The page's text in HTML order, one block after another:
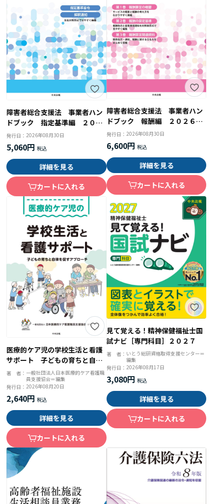
障害者総合支援法 事業者ハン
ドブック 指定基準編 ２０２
６年版 人員・設備・運営基準
とその解釈
発行日：2026年08月30日
5,060円
詳細を見る
カートに入れる
障害者総合支援法 事業者ハン
ドブック 報酬編 ２０２６年
版 報酬告示と留意事項通知
発行日： 2026年08月30日
6,600円
詳細を見る
カートに入れる
医療的ケア児の学校生活と看護
サポート 子どもの育ちと自律
を促すアプローチ
著 者： 一般社団法人日本医療的ケア看護職
員支援協会＝編集
発行日：2026年08月20日
2,640円
詳細を見る
カートに入れる
見て覚える！精神保健福祉士国
試ナビ［専門科目］２０２７
著 者： いとう総研資格取得支援センター＝
編集
発行日： 2026年08月17日
3,080円
詳細を見る
カートに入れる